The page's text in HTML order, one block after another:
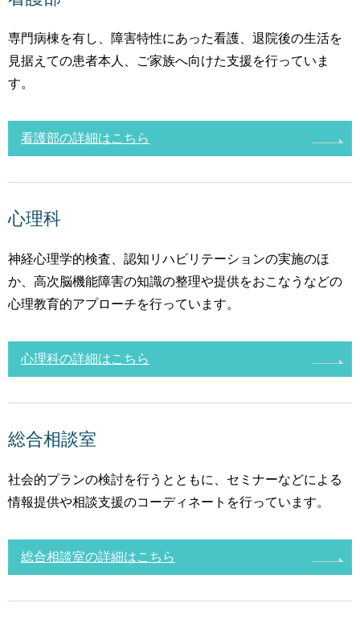
専門病棟を有し、障害特性にあった看護、退院後の生活を
見据えての患者本人、ご家族へ向けた支援を行っていま
す。
看護部の詳細はこちら
心理科
神経心理学的検査、認知リハビリテーションの実施のほ
か、高次脳機能障害の知識の整理や提供をおこなうなどの
心理教育的アプローチを行っています。
心理科の詳細はこちら
総合相談室
社会的プランの検討を行うとともに、セミナーなどによる
情報提供や相談支援のコーディネートを行っています。
総合相談室の詳細はこちら